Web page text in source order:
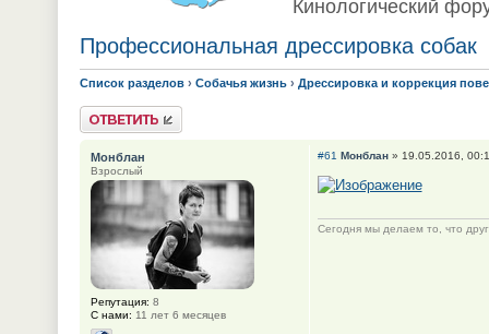
Кинологический
Профессиональная дрессировка собак
Список разделов › Собачья жизнь › Дрессировка и коррекция
Ответить
#61 Монблан» 19.05.2016,
Сегодня мы делаем то, что
Монблан
Взрослый
Репутация: 8
С нами: 11 лет 6 месяцев